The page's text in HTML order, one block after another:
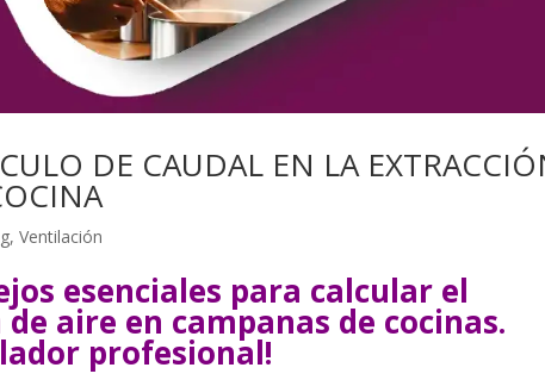
DE CAUDAL EN LA
,Ventilación
esenciales para calcular el
aire en campanas de cocinas.
profesional!